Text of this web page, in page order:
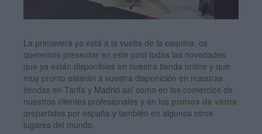
La primavera ya está a la vuelta de la esquina, os
queremos presentar en este post todas las novedades
que ya están disponibles en nuestra tienda online y que
muy pronto estarán a vuestra disponición en nuestras
tiendas en Tarifa y Madrid así como en los comercios de
nuestros clientes profesionales y en los puntos de venta
qrepartidos por españa y también en algunos otros
lugares del mundo.